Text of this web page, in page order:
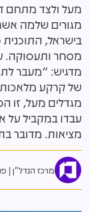
מעל ולצד מתחם
מגורים שלמה אשר
מסחר ותעסוקה.
מדגיש: “מעבר
מגדלים מעל, זו
עבדו במקביל על
מציאות. מדובר
מרכז הנדל"ן